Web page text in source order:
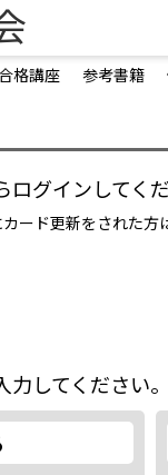
格講座 参考書籍
グインしてくだ
ド更新をされた方
してください。